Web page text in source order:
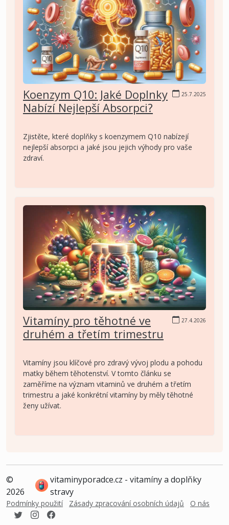
25.7.2025
Koenzym Q10: Jaké Doplnky
Nabízí Nejlepší Absorpci?
Zjistěte, které doplňky s koenzymem Q10 nabízejí
nejlepší absorpci a jaké jsou jejich výhody pro vaše
zdraví.
27.4.2026
Vitamíny pro těhotné ve
druhém a třetím trimestru
Vitamíny jsou klíčové pro zdravý vývoj plodu a pohodu
matky během těhotenství. V tomto článku se
zaměříme na význam vitaminů ve druhém a třetím
trimestru a jaké konkrétní vitamíny by měly těhotné
ženy užívat.
©
2026
vitaminyporadce.cz - vitamíny a doplňky
stravy
Podmínky použití Zásady zpracování osobních údajů O nás